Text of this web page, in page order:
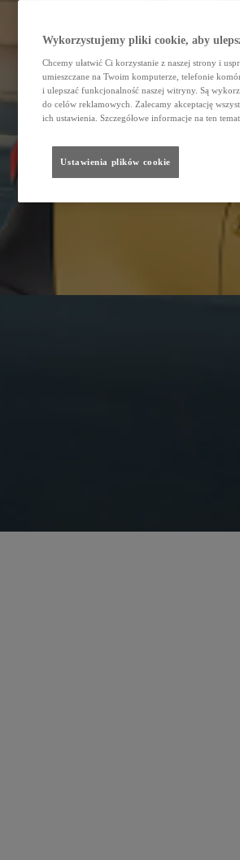
Wykorzystujemy pliki cookie, aby
Chcemy ułatwić Ci korzystanie z naszej strony i
umieszczane na Twoim komputerze, telefonie
i ulepszać funkcjonalność naszej witryny. Są
do celów reklamowych. Zalecamy akceptację
ich ustawienia. Szczegółowe informacje na ten
Ustawienia plików cookie